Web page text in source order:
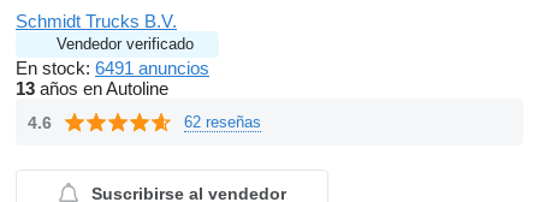
Schmidt Trucks B.V.
Vendedor verificado
En stock: 6491 anuncios
13 años en Autoline
4.6 62 reseñas
Suscribirse al vendedor